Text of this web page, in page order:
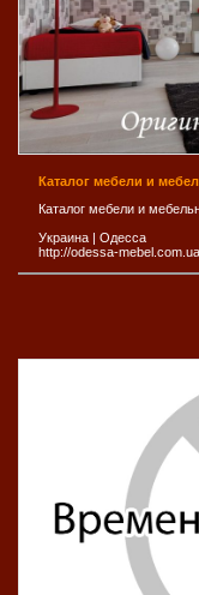
Каталог мебели и
Каталог мебели и
Украина | Одесса
http://odessa-mebel.com.ua